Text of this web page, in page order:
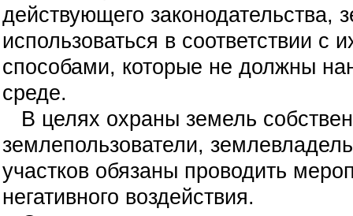
действующего законодательства,
использоваться в соответствии с
способами, которые не должны
среде.
В целях охраны земель
землепользователи,
участков обязаны проводить
негативного воздействия.